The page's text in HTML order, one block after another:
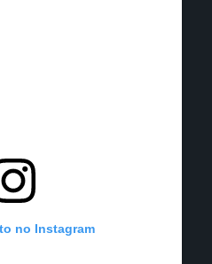
no Instagram